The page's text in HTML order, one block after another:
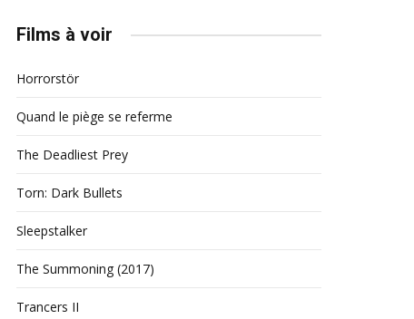
Films à voir
Horrorstör
Quand le piège se referme
The Deadliest Prey
Torn: Dark Bullets
Sleepstalker
The Summoning (2017)
Trancers II